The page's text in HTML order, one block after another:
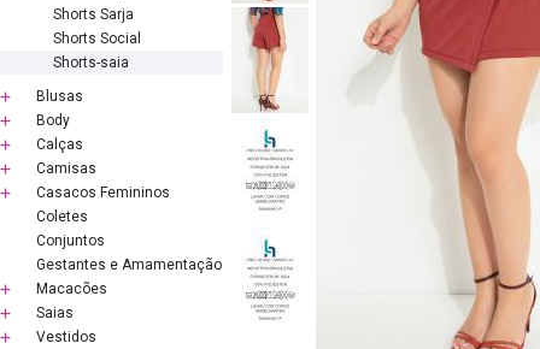
Shorts Sarja
Shorts Social
Shorts-saia
Blusas
Body
Calças
Camisas
Casacos Femininos
Coletes
Conjuntos
Gestantes e Amamentação
Macacões
Saias
Vestidos